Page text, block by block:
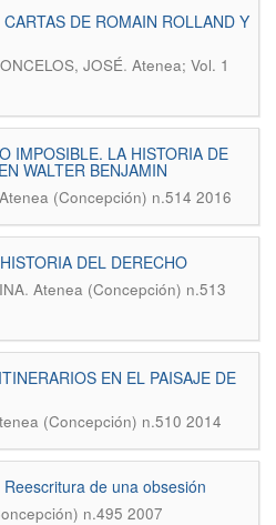
DE ROMAIN ROLLAND Y
JOSÉ. Atenea; Vol. 1
IMPOSIBLE. LA HISTORIA DE
WALTER BENJAMIN
Atenea (Concepción) n.514 2016
DEL DERECHO
. Atenea (Concepción) n.513
EN EL PAISAJE DE
(Concepción) n.510 2014
de una obsesión
n.495 2007